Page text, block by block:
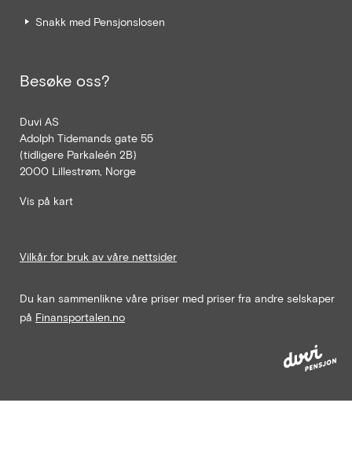
Snakk med Pensjonslosen
Besøke oss?
Duvi AS
Adolph Tidemands gate 55
(tidligere Parkaleén 2B)
2000 Lillestrøm, Norge
Vis på kart
Vilkår for bruk av våre nettsider
Du kan sammenlikne våre priser med priser fra andre selskaper
på Finansportalen.no